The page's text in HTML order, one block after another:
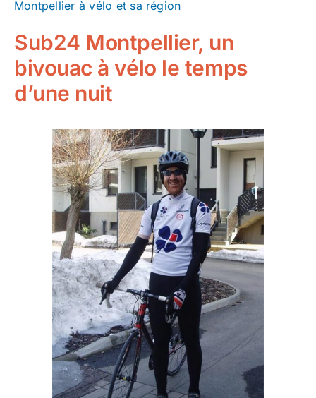
Montpellier à vélo et sa région
Sub24 Montpellier, un
bivouac à vélo le temps
d’une nuit